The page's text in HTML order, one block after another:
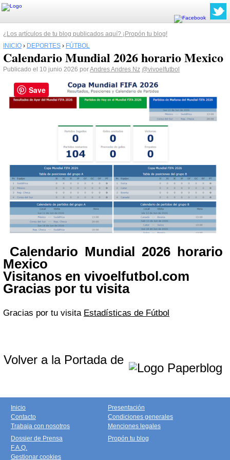
¿Los artículos de tu blog publicados aquí? ¡Propón tu blog!
INICIO › DEPORTES › FÚTBOL
Calendario Mundial 2026 horario Mexico
Publicado el 10 junio 2026 porAndres Andres Nz @vivoelfutbol
Calendario Mundial 2026 horario
Mexico
Visitanos en vivoelfutbol.com
Gracias por tu visita
Gracias por tu visita Estadísticas de Fútbol
Volver a la Portada de
Inicio
Contacto
Trabaja con nosotros
Presentación
Condiciones generales
Menciones legales
Dossier de Prensa
F.A.Q.
Gestionar cookies
Propón tu blog
Save